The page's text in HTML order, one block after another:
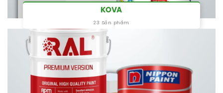
KOVA
23 Sản phẩm